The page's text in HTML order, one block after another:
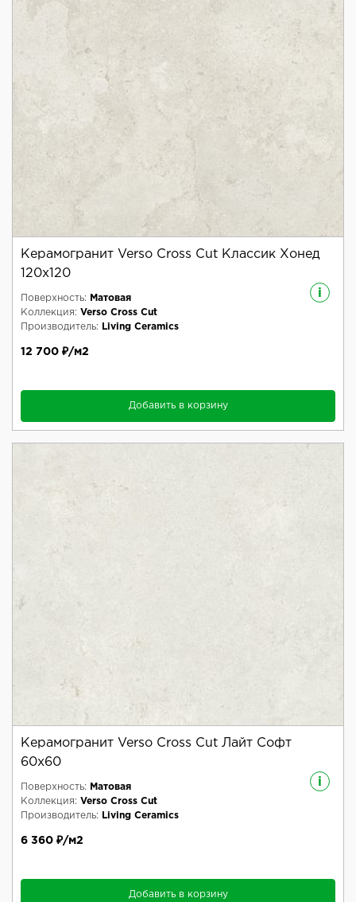
Керамогранит Verso Cross Cut Классик Хонед
120x120
i
Поверхность:
Матовая
Коллекция: Verso Cross Cut
Производитель:
Living Ceramics
12 700 ₽/м2
Добавить в корзину
Керамогранит Verso Cross Cut Лайт Софт
60x60
i
Поверхность:
Матовая
Коллекция: Verso Cross Cut
Производитель:
Living Ceramics
6 360 ₽/м2
Добавить в корзину